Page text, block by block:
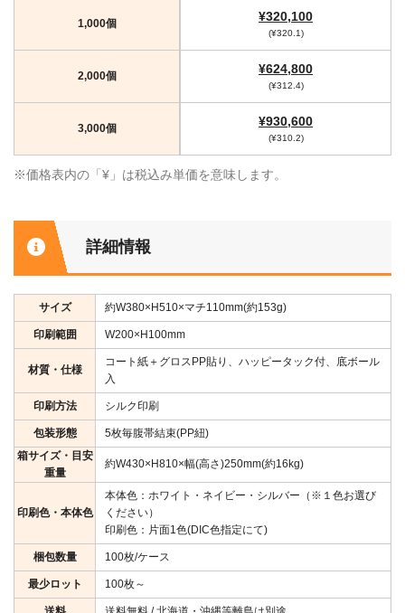
1,000個 ¥320,100
(¥320.1)
2,000個 ¥624,800
(¥312.4)
3,000個 ¥930,600
(¥310.2)
※価格表内の「¥」は税込み単価を意味します。
詳細情報
サイズ 約W380×H510×マチ110mm(約153g)
印刷範囲 W200×H100mm
材質・仕様
コート紙＋グロスPP貼り、ハッピータック付、底ボール
入
印刷方法 シルク印刷
包装形態
5枚毎腹帯結束(PP紐)
箱サイズ・目安
重量
約W430×H810×幅(高さ)250mm(約16kg)
印刷色・本体色
本体色：ホワイト・ネイビー・シルバー（※１色お選び
ください）
印刷色：片面1色(DIC色指定にて)
梱包数量 100枚/ケース
最少ロット 100枚～